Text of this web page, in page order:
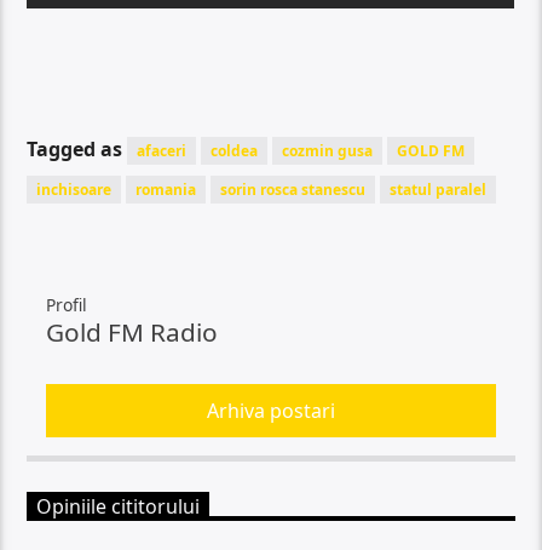
Tagged as afaceri coldea cozmin gusa
GOLD FM
inchisoare
romania sorin rosca stanescu statul paralel
Profil
Gold FM Radio
Arhiva postari
Opiniile cititorului